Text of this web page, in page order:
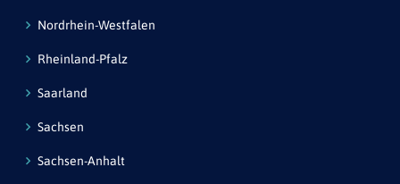
Nordrhein-Westfalen
Rheinland-Pfalz
Saarland
Sachsen
Sachsen-Anhalt